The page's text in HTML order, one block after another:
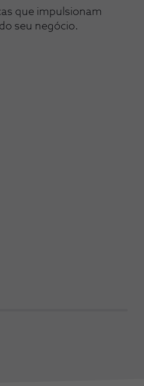
que impulsionam
seu negócio.